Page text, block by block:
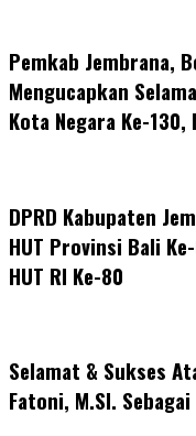
Pemkab Jembrana,
Mengucapkan
Kota Negara Ke-130,
DPRD Kabupaten
HUT Provinsi Bali
HUT RI Ke-80
Selamat & Sukses
Fatoni, M.SI.